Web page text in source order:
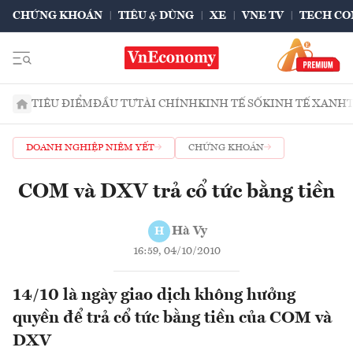
CHỨNG KHOÁN TIÊU & DÙNG XE VNE TV TECH
TIÊU ĐIỂMĐẦU TƯTÀI CHÍNHKINH TẾ SỐKINH TẾ XANH
DOANH NGHIỆP NIÊM YẾT CHỨNG KHOÁN
COM và DXV trả cổ tức bằng tiền
H Hà Vy
16:59, 04/10/2010
14/10 là ngày giao dịch không hưởng
quyền để trả cổ tức bằng tiền của COM và
DXV